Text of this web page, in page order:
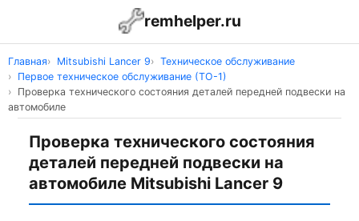
remhelper.ru
Главная Mitsubishi Lancer 9
Техническое обслуживание
Первое техническое обслуживание (ТО-1)
Проверка технического состояния деталей передней подвески на
автомобиле
Проверка технического состояния
деталей передней подвески на
автомобиле Mitsubishi Lancer 9